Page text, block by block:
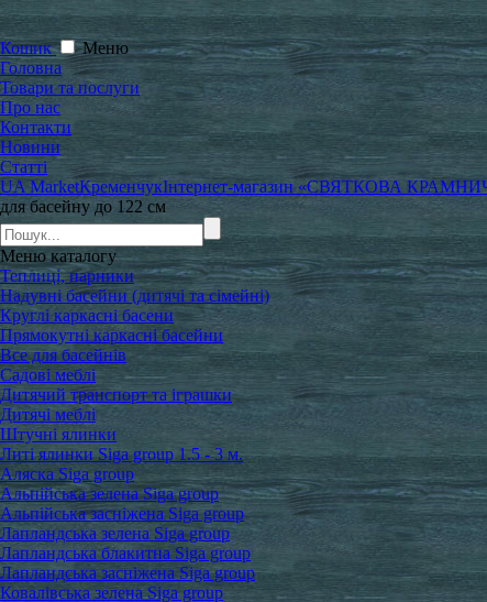
Кошик
Меню
Головна
Товари та послуги
Про нас
Контакти
Новини
Статті
UA MarketКременчукІнтернет-магазин «СВЯТКОВА
для басейну до 122 см
Меню каталогу
Теплиці, парники
Надувні басейни (дитячі та сімейні)
Круглі каркасні басени
Прямокутні каркасні басейни
Все для басейнів
Садові меблі
Дитячий транспорт та іграшки
Дитячі меблі
Штучні ялинки
Литі ялинки Siga group 1.5 - 3 м.
Аляска Siga group
Альпійська зелена Siga group
Альпійська засніжена Siga group
Лапландська зелена Siga group
Лапландська блакитна Siga group
Лапландська засніжена Siga group
Ковалівська зелена Siga group